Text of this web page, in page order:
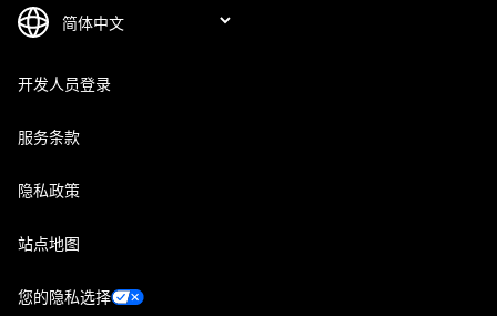
开发人员登录
服务条款
隐私政策
站点地图
您的隐私选择